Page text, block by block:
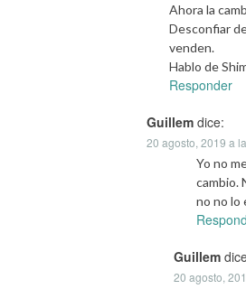
Ahora la
Desconfiar
venden.
Hablo de
Responder
Guillem dice:
20 agosto, 2019 a
Yo no
cambio.
no no lo
Guillem
20 agosto,